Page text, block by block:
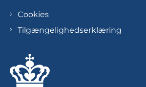
Cookies
Tilgængelighedserklæring